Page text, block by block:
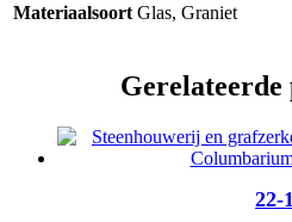
Materiaalsoort Glas, Graniet
Gerelateerde
22-